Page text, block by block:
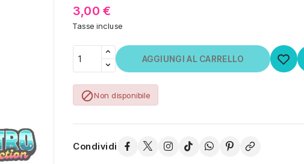
3,00 €
Tasse incluse
AGGIUNGI AL CARRELLO
Non disponibile
Condividi